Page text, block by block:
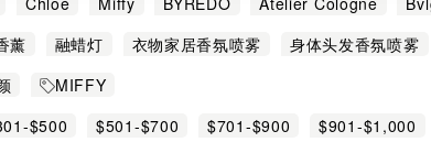
免运费！
《正版正货承诺》商标
袋及小皮具低至6折
GIORGIO ARMANI iHYGGE JO MALONE
Narciso Rodriguez
薰 融蜡灯 衣物家居香氛喷雾 身体头发香氛喷雾
MIFFY
$500 $501-$700 $701-$900 $901-$1,000